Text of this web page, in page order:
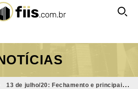
13 de julho/20: Fechamento e principais